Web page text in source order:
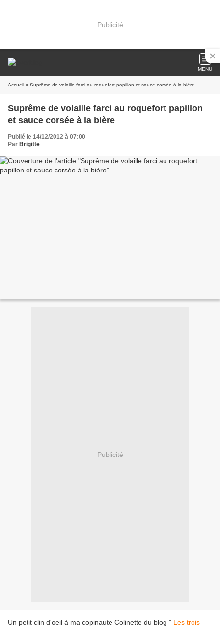
Publicité
MENU
Accueil » Suprême de volaille farci au roquefort papillon et sauce corsée à la bière
Suprême de volaille farci au roquefort papillon
et sauce corsée à la bière
Publié le 14/12/2012 à 07:00
Par Brigitte
Publicité
Un petit clin d'oeil à ma copinaute Colinette du blog " Les trois